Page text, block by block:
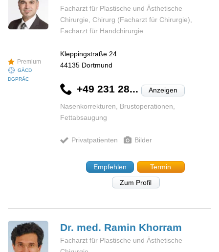
Premium
GÄCD
DGPRÄC
Facharzt für Plastische und Ästhetische
Chirurgie, Chirurg (Facharzt für Chirurgie),
Facharzt für Handchirurgie
Kleppingstraße 24
44135 Dortmund
+49 231 28... Anzeigen
Nasenkorrekturen, Brustoperationen,
Fettabsaugung
Privatpatienten Bilder
Empfehlen
Termin
Zum Profil
Dr. med. Ramin Khorram
Facharzt für Plastische und Ästhetische